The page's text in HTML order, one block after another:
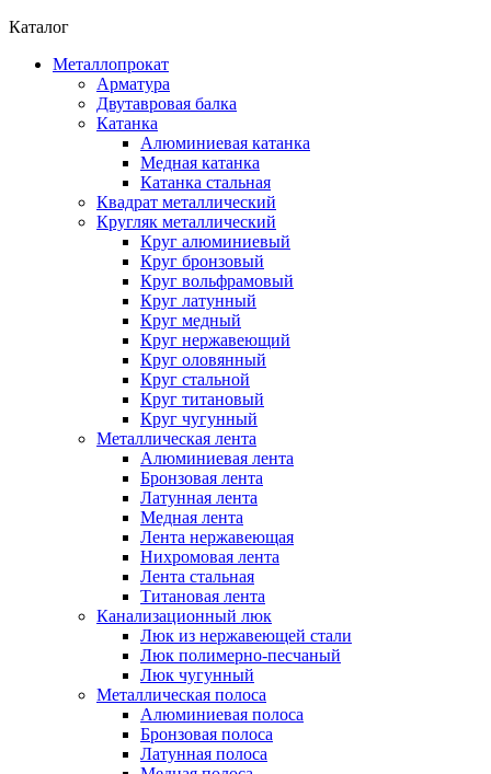
Каталог
Металлопрокат
Арматура
Двутавровая балка
Катанка
Алюминиевая катанка
Медная катанка
Катанка стальная
Квадрат металлический
Кругляк металлический
Круг алюминиевый
Круг бронзовый
Круг вольфрамовый
Круг латунный
Круг медный
Круг нержавеющий
Круг оловянный
Круг стальной
Круг титановый
Круг чугунный
Металлическая лента
Алюминиевая лента
Бронзовая лента
Латунная лента
Медная лента
Лента нержавеющая
Нихромовая лента
Лента стальная
Титановая лента
Канализационный люк
Люк из нержавеющей стали
Люк полимерно-песчаный
Люк чугунный
Металлическая полоса
Алюминиевая полоса
Бронзовая полоса
Латунная полоса